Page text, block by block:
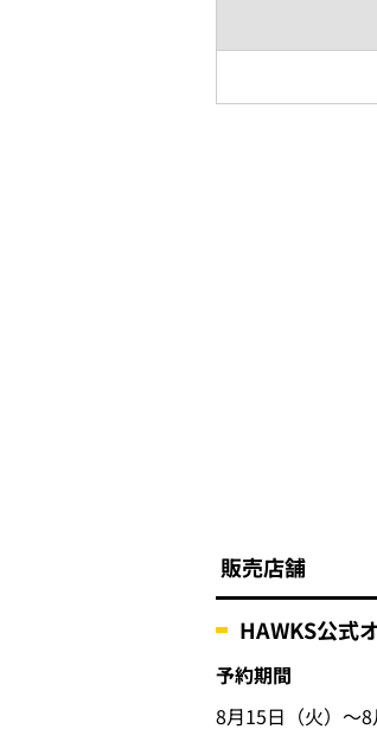
販売店舗
HAWKS公式
予約期間
8月15日（火）～